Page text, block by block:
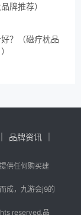
牌推荐）
？（磁疗枕品
品牌资讯
供任何购买建
成，九游会j9的
reserved.品